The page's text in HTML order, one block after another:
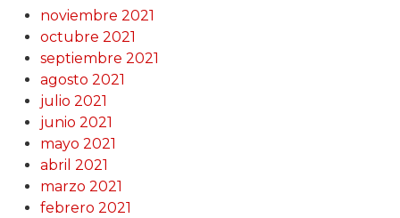
noviembre 2021
octubre 2021
septiembre 2021
agosto 2021
julio 2021
junio 2021
mayo 2021
abril 2021
marzo 2021
febrero 2021